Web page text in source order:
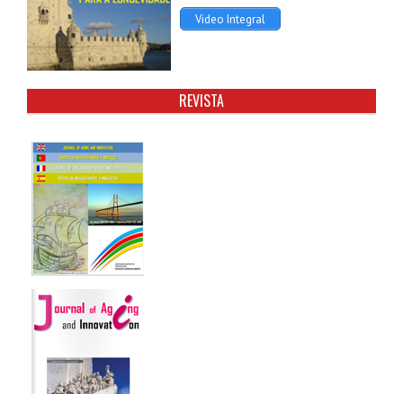
Video Integral
REVISTA